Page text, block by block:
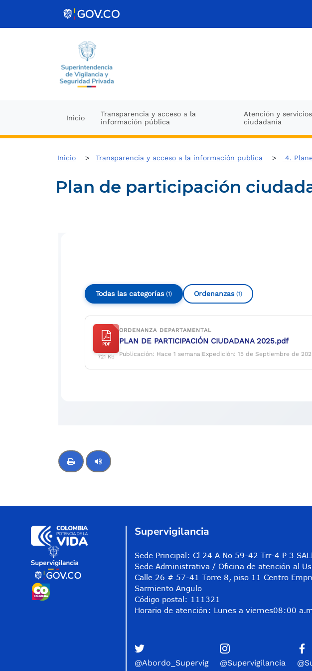
Inicio
Transparencia y acceso a la
información pública
Atención y
ciudadanía
Inicio Transparencia y acceso a la información publica 4.
Plan de participación
Todas las categorías (1) Ordenanzas (1)
PDF
721 Kb
ORDENANZA DEPARTAMENTAL
PLAN DE PARTICIPACIÓN CIUDADANA 2025.pdf
Publicación: Hace 1 semana|Expedición: 15 de Septiembre de
Supervigilancia
Sede Principal: Cl 24 A No 59-42 Trr-4 P 3
Sede Administrativa / Oficina de atención al
Calle 26 # 57-41 Torre 8, piso 11 Centro
Sarmiento Angulo
Código postal: 111321
Horario de atención: Lunes a viernes08:00
@Abordo_Supervig @Supervigilancia